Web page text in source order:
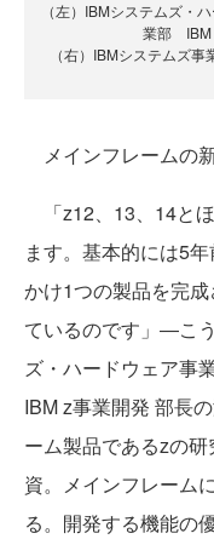
（左）IBMシステムズ・
業部 IBM
（右）IBMシステムズ
メインフレームの
「z12、13、14と
ます。基本的には5
かけ1つの製品を完
ているのです」―こ
ズ・ハードウェア事
IBM z事業開発 部長
ーム製品であるzの
資。メインフレーム
る。開発する機能の